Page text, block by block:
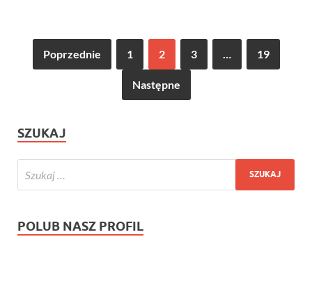
Poprzednie 1 2 3 19
Następne
SZUKAJ
POLUB NASZ PROFIL